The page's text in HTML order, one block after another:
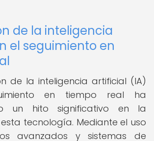
de la inteligencia
el seguimiento en
de la inteligencia artificial (IA)
en tiempo real ha
un hito significativo en la
tecnología. Mediante el uso
avanzados y sistemas de